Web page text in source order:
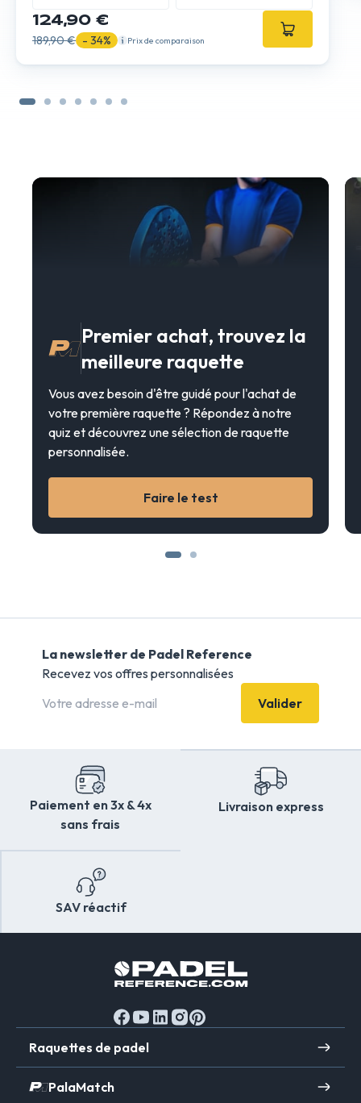
124,90 €
189,90 € - 34% Prix de comparaison
Premier achat, trouvez la
meilleure raquette
Vous avez besoin d'être guidé pour l'achat de
votre première raquette ? Répondez à notre
quiz et découvrez une sélection de raquette
personnalisée.
Faire le test
La newsletter de Padel Reference
Recevez vos offres personnalisées
Valider
Paiement en 3x & 4x
sans frais
Livraison express
SAV réactif
Raquettes de padel
PalaMatch